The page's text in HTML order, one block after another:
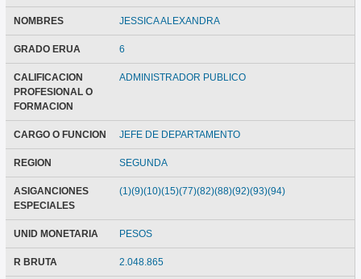
NOMBRES JESSICA ALEXANDRA
GRADO ERUA 6
CALIFICACION
PROFESIONAL O
FORMACION
ADMINISTRADOR PUBLICO
CARGO O FUNCION JEFE DE DEPARTAMENTO
REGION SEGUNDA
ASIGANCIONES
ESPECIALES
(1)(9)(10)(15)(77)(82)(88)(92)(93)(94)
UNID MONETARIA PESOS
R BRUTA 2.048.865